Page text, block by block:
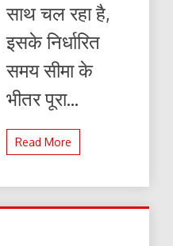
साथ चल रहा है,
इसके निर्धारित
समय सीमा के
भीतर पूरा...
Read More